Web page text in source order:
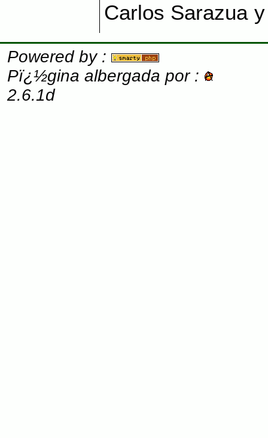
Carlos Sarazua
Powered by :
Pï¿½gina albergada por :
2.6.1d